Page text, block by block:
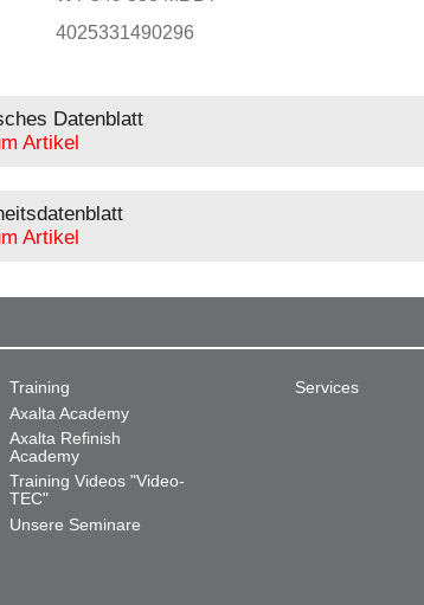
4025331490296
Datenblatt
Artikel
Artikel
Training
Axalta Academy
Axalta Refinish
Academy
Training Videos "Video-
TEC"
Unsere Seminare
Services